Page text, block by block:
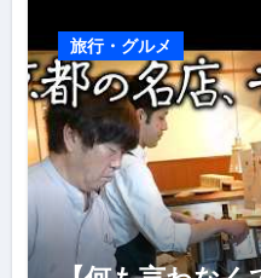
旅行・グルメ